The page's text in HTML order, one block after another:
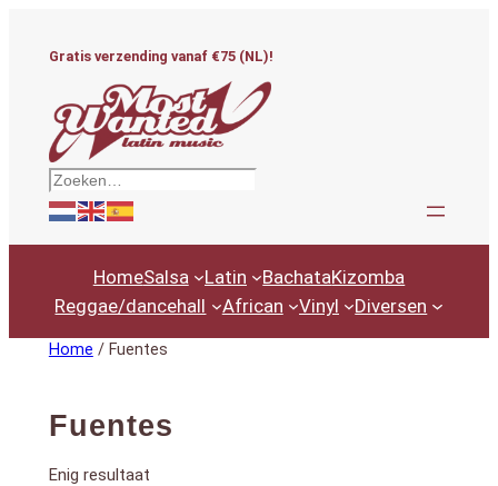
Gratis verzending vanaf €75 (NL)!
Zoeken
HomeSalsa Latin BachataKizomba
Reggae/dancehall
African Vinyl Diversen
Home / Fuentes
Fuentes
Enig resultaat